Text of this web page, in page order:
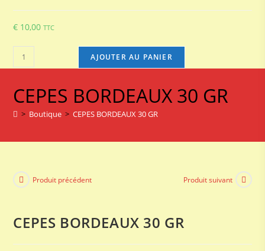
€ 10,00 TTC
quantité
de
BORDEAUX
30
AJOUTER AU PANIER
CEPES BORDEAUX 30 GR
> Boutique > CEPES BORDEAUX 30 GR
Produit précédent Produit suivant
CEPES BORDEAUX 30 GR